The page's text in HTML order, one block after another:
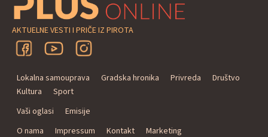
AKTUELNE VESTI I PRIČE IZ PIROTA
Lokalna samouprava Gradska hronika Privreda
Društvo
Kultura
Sport
Vaši oglasi
Emisije
O nama
Impressum Kontakt Marketing